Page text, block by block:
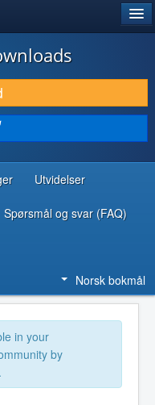
Utvidelser
Spørsmål og svar (FAQ)
Norsk bokmål
in your
by